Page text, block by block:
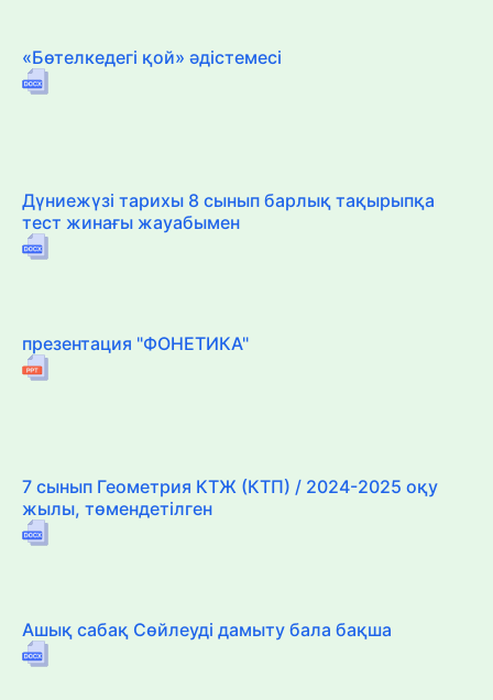
«Бөтелкедегі қой» әдістемесі
Дүниежүзі тарихы 8 сынып барлық тақырыпқа
тест жинағы жауабымен
презентация "ФОНЕТИКА"
7 сынып Геометрия КТЖ (КТП) / 2024-2025 оқу
жылы, төмендетілген
Ашық сабақ Сөйлеуді дамыту бала бақша